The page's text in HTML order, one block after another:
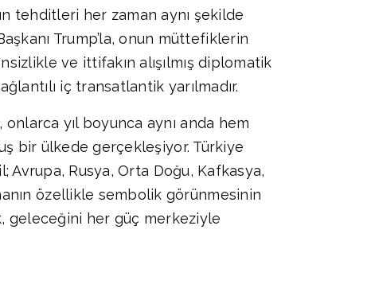
tehditleri her zaman aynı şekilde
Trump’la, onun müttefiklerin
ve ittifakın alışılmış diplomatik
iç transatlantik yarılmadır.
yıl boyunca aynı anda hem
bir ülkede gerçekleşiyor. Türkiye
Avrupa, Rusya, Orta Doğu, Kafkasya,
özellikle sembolik görünmesinin
geleceğini her güç merkeziyle